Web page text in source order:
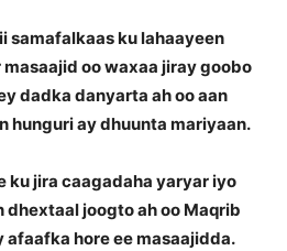
samafalkaas ku lahaayeen
oo waxaa jiray goobo
dadka danyarta ah oo aan
hunguri ay dhuunta mariyaan.
ku jira caagadaha yaryar iyo
joogto ah oo Maqrib
hore ee masaajidda.